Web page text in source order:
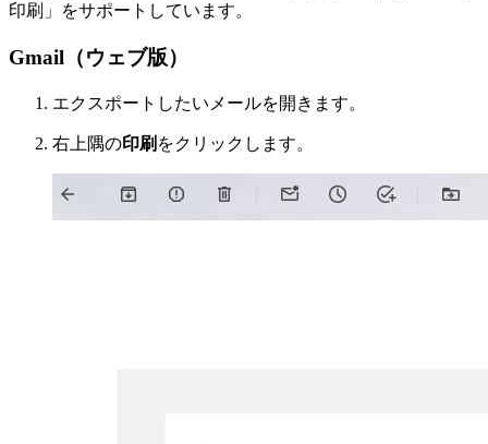
印刷」をサポートしています。
Gmail（ウェブ版）
エクスポートしたいメールを開きます。
右上隅の印刷 をクリックします。